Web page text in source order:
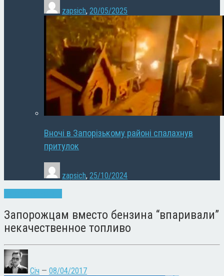
zapsich, 20/05/2025
Вночі в Запорізькому районі спалахнув
притулок
zapsich, 25/10/2024
Запорожцам вместо бензина “впаривали”
некачественное топливо
Січ — 08/04/2017